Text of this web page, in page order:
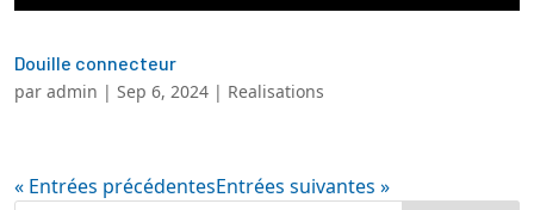
Douille connecteur
par admin | Sep 6, 2024 | Realisations
« Entrées précédentesEntrées suivantes »